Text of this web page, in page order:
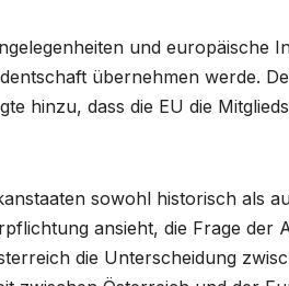
und europäische
übernehmen werde.
hinzu, dass die EU die
sowohl historisch als
ansieht, die Frage der
die Unterscheidung